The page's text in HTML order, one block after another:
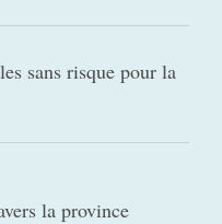
sans risque pour la
la province